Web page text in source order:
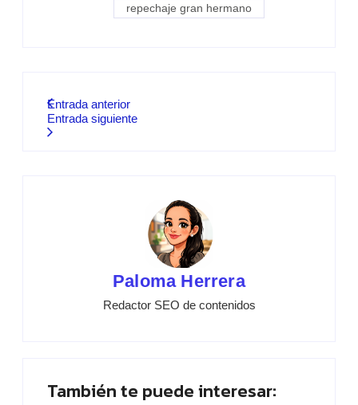
repechaje gran hermano
Entrada anterior
Entrada siguiente
Paloma Herrera
Redactor SEO de contenidos
También te puede interesar: